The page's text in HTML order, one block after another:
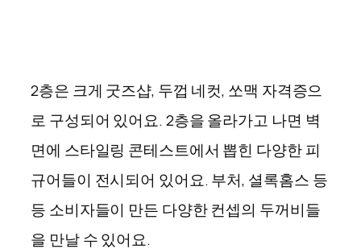
2층은 크게 굿즈샵, 두껍 네컷, 쏘맥 자격증으
로 구성되어 있어요. 2층을 올라가고 나면 벽
면에 스타일링 콘테스트에서 뽑힌 다양한 피
규어들이 전시되어 있어요. 부처, 셜록홈스 등
등 소비자들이 만든 다양한 컨셉의 두꺼비들
을 만날 수 있어요.